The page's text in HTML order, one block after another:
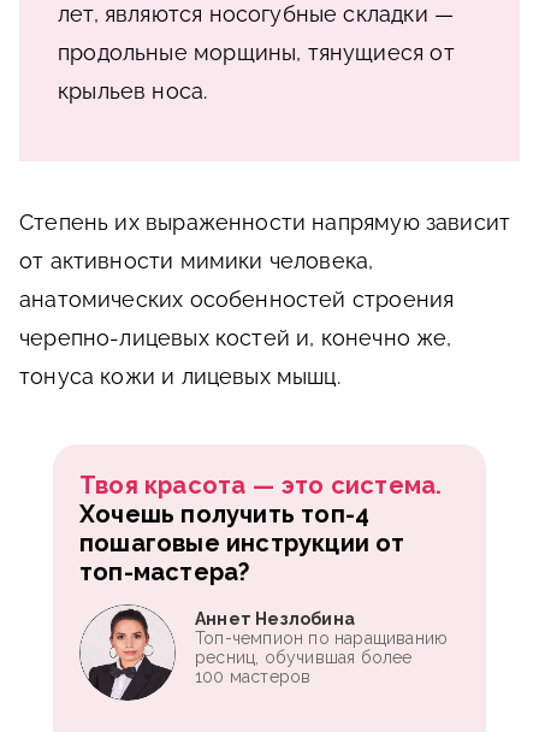
лет, являются носогубные складки —
продольные морщины, тянущиеся от
крыльев носа.
Степень их выраженности напрямую зависит
от активности мимики человека,
анатомических особенностей строения
черепно-лицевых костей и, конечно же,
тонуса кожи и лицевых мышц.
Твоя красота — это система.
Хочешь получить топ-4
пошаговые инструкции от
топ-мастера?
Аннет Незлобина
Топ-чемпион по наращиванию
ресниц, обучившая более
100 мастеров